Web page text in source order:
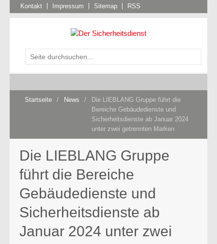
Kontakt Impressum Sitemap RSS
Startseite / News /
Die LIEBLANG Gruppe führt die
Bereiche Gebäudedienste und
Sicherheitsdienste ab Januar 2024
unter zwei getrennten Marken
Die LIEBLANG Gruppe
führt die Bereiche
Gebäudedienste und
Sicherheitsdienste ab
Januar 2024 unter zwei